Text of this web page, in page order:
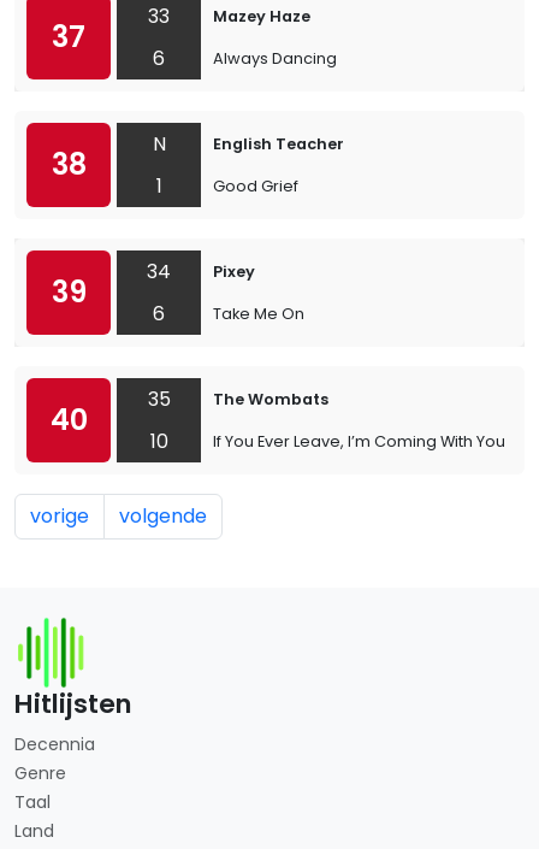
37
33
6
Mazey Haze
Always Dancing
38
N
1
English Teacher
Good Grief
39
34
6
Pixey
Take Me On
40
35
10
The Wombats
If You Ever Leave, I’m Coming With You
vorige volgende
Hitlijsten
Decennia
Genre
Taal
Land